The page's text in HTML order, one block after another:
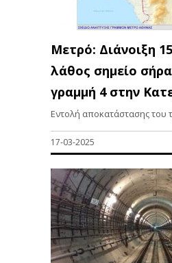
Μετρό: Διάνοιξη
λάθος σημείο
γραμμή 4 στην
Εντολή αποκατάστασης του
17-03-2025